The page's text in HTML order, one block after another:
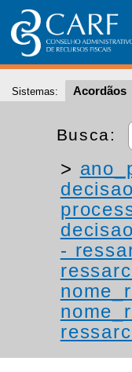
Sistemas: Acordãos
Busca:
>
-